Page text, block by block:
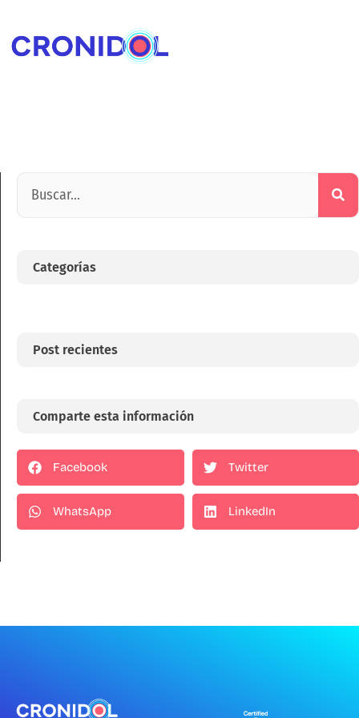
Categorías
Post recientes
Comparte esta información
Facebook Twitter
WhatsApp LinkedIn